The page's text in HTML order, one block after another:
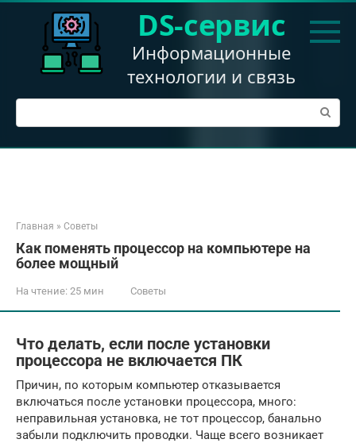
Перейти
DS-сервис
Информационные
технологии и связь
Поиск:
Главная » Советы
Как поменять процессор на компьютере на
более мощный
На чтение: 25 мин Советы
Что делать, если после установки
процессора не включается ПК
Причин, по которым компьютер отказывается
включаться после установки процессора, много:
неправильная установка, не тот процессор, банально
забыли подключить проводки. Чаще всего возникает